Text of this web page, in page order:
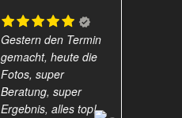
Gestern den Termin
gemacht, heute die
Fotos, super
Beratung, super
Ergebnis, alles top!